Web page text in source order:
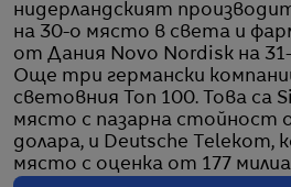
нидерландският
на 30-о място в света и
от Дания Novo Nordisk на
Още три германски
световния Топ 100. Това са
място с пазарна стойност
долара, и Deutsche Telekom,
място с оценка от 177